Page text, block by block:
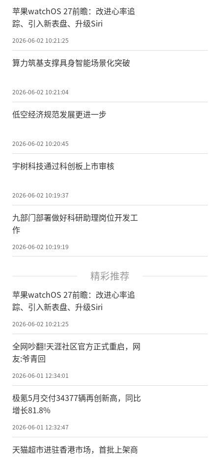
苹果watchOS 27前瞻：改进心率追
踪、引入新表盘、升级Siri
2026-06-02 10:21:25
算力筑基支撑具身智能场景化突破
2026-06-02 10:21:04
低空经济规范发展更进一步
2026-06-02 10:20:45
宇树科技通过科创板上市审核
2026-06-02 10:19:37
九部门部署做好科研助理岗位开发工
作
2026-06-02 10:19:19
精彩推荐
苹果watchOS 27前瞻：改进心率追
踪、引入新表盘、升级Siri
2026-06-02 10:21:25
全网吵翻!天涯社区官方正式重启，网
友:爷青回
2026-06-01 12:34:01
极氪5月交付34377辆再创新高，同比
增长81.8%
2026-06-01 12:32:47
天猫超市进驻香港市场，首批上架商